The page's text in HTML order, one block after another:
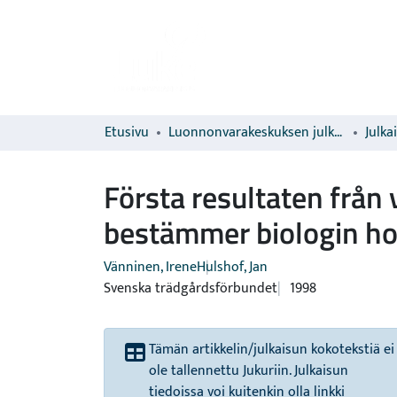
Etusivu Luonnonvarakeskuksen julkaisut
Första resultaten från
bestämmer biologin
Vänninen, IreneHulshof, Jan
Svenska trädgårdsförbundet 1998
Tämän artikkelin/julkaisun kokotekstiä ei
ole tallennettu Jukuriin. Julkaisun
tiedoissa voi kuitenkin olla linkki